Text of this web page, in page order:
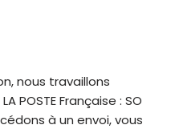
nous travaillons
POSTE Française : SO
à un envoi, vous